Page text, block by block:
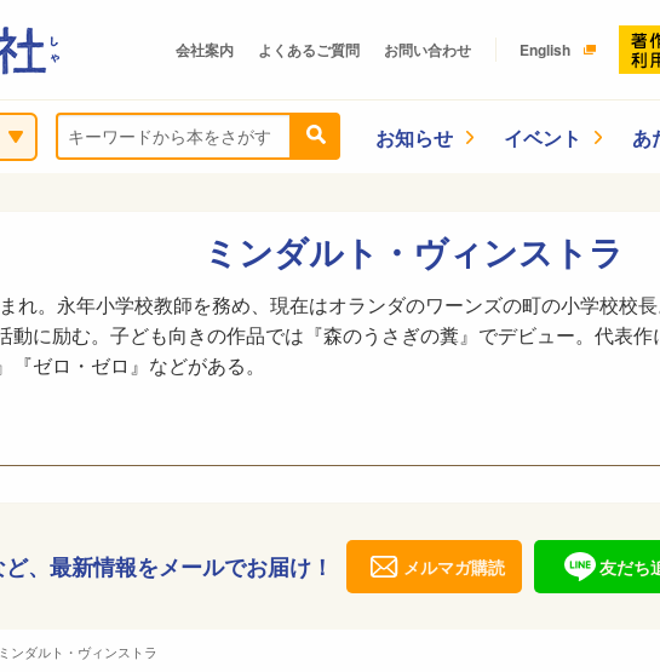
会社案内 よくあるご質問 お問い合わせ English
お知らせ イベント あ
ミンダルト・ヴィンストラ
れ。永年小学校教師を務め、現在はオランダのワーンズの町の小学校校
動に励む。子ども向きの作品では『森のうさぎの糞』でデビュー。代表
『ゼロ・ゼロ』などがある。
、 最新情報をメールでお届け！ メルマガ購読 友だち
CURRENT:
ミンダルト・ヴィンストラ